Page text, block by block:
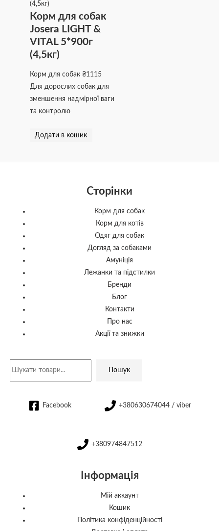
Корм для собак
Josera LIGHT &
VITAL 5*900г
(4,5кг)
Корм для собак₴1115
Для дорослих собак для
зменшення надмірної ваги
та контролю
Додати в кошик
Сторінки
Корм для собак
Корм для котів
Одяг для собак
Догляд за собаками
Амуніція
Лежанки та підстилки
Бренди
Блог
Контакти
Про нас
Акції та знижки
Пошук
Facebook +380630674044 / viber
+380974847512
Інформація
Мій аккаунт
Кошик
Політика конфіденційності